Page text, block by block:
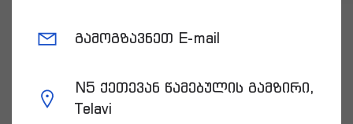
გამოგზავნეთ E-mail
N5 ქეთევან წამებულის გამზირი,
Telavi